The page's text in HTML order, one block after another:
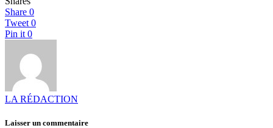
Share 0
Tweet 0
Pin it 0
LA RÉDACTION
Laisser un commentaire